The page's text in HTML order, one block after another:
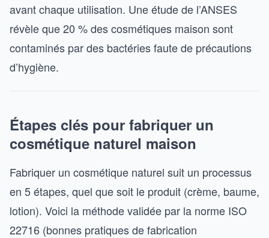
avant chaque utilisation. Une étude de l’ANSES
révèle que 20 % des cosmétiques maison sont
contaminés par des bactéries faute de précautions
d’hygiène.
Étapes clés pour fabriquer un
cosmétique naturel maison
Fabriquer un cosmétique naturel suit un processus
en 5 étapes, quel que soit le produit (crème, baume,
lotion). Voici la méthode validée par la norme ISO
22716 (bonnes pratiques de fabrication